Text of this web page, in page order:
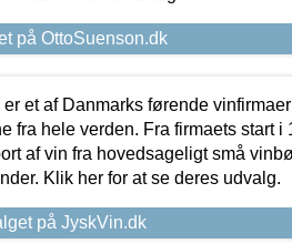
på OttoSuenson.dk
et af Danmarks førende
fra hele verden. Fra firmaets start i
af vin fra hovedsageligt små
Klik her for at se deres udvalg.
på JyskVin.dk